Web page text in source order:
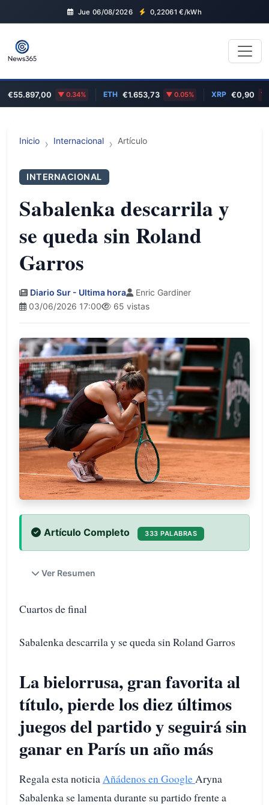
Jue 06/08/2026 0,22061 €/kWh
0.34% ETH €1.653,73 0.05% XRP €0,90
Inicio Internacional Artículo
INTERNACIONAL
Sabalenka descarrila y
se queda sin Roland
Garros
Diario Sur - Ultima hora
Enric Gardiner
03/06/2026 17:00
65 vistas
Artículo Completo 333 PALABRAS
Ver Resumen
Cuartos de final
Sabalenka descarrila y se queda sin Roland Garros
La bielorrusa, gran favorita al
título, pierde los diez últimos
juegos del partido y seguirá sin
ganar en París un año más
Regala esta noticia Añádenos en Google Aryna
Sabalenka se lamenta durante su partido frente a